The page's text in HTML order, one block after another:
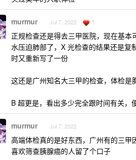
murmur Jul 7, 2022 1
正规检查还是得去三甲医院，现在基
水压迫肺部了，X 光检查的结果还是
时又重新写了一份
这还是广州知名大三甲的检查，体检是
B 超更是，看出多少完全跟时间有关
murmur Jul 7, 2022
高端体检真的是好东西，广州有的三
喜欢筛查胰腺癌的人留了个口子